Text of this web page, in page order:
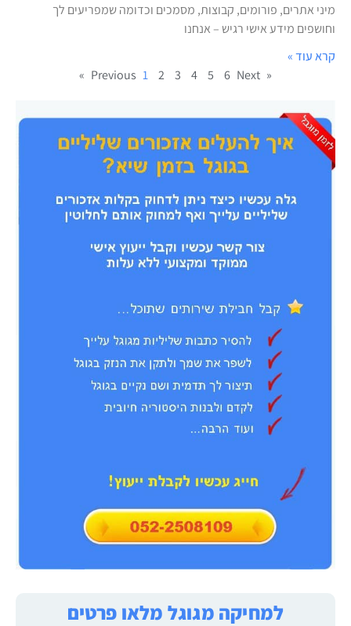
מיני אתרים, פורומים, קבוצות, מסמכים וכדומה שמפריעים לך
וחושפים מידע אישי רגיש – אנחנו
קרא עוד »
« Previous
1 2 3 4 5 6 Next »
למחיקה מגוגל מלאו פרטים